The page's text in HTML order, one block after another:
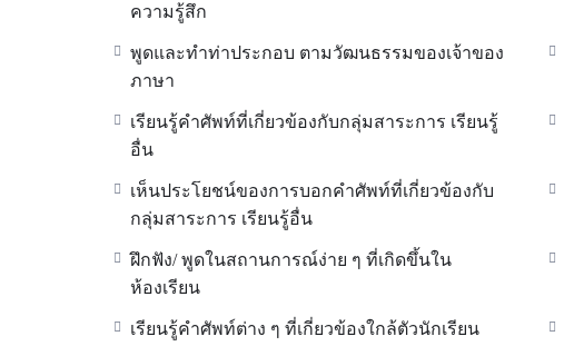
ความรู้สึก
พูดและทำท่าประกอบ ตามวัฒนธรรมของเจ้าของ
ภาษา
เรียนรู้คำศัพท์ที่เกี่ยวข้องกับกลุ่มสาระการ เรียนรู้
อื่น
เห็นประโยชน์ของการบอกคำศัพท์ที่เกี่ยวข้องกับ
กลุ่มสาระการ เรียนรู้อื่น
ฝึกฟัง/ พูดในสถานการณ์ง่าย ๆ ที่เกิดขึ้นใน
ห้องเรียน
เรียนรู้คำศัพท์ต่าง ๆ ที่เกี่ยวข้องใกล้ตัวนักเรียน